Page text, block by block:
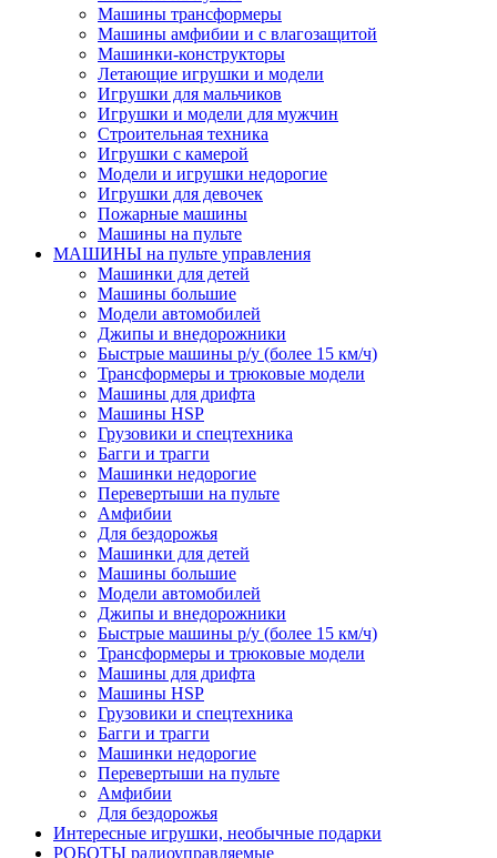
Машины трансформеры
Машины амфибии и с влагозащитой
Машинки-конструкторы
Летающие игрушки и модели
Игрушки для мальчиков
Игрушки и модели для мужчин
Строительная техника
Игрушки с камерой
Модели и игрушки недорогие
Игрушки для девочек
Пожарные машины
Машины на пульте
МАШИНЫ на пульте управления
Машинки для детей
Машины большие
Модели автомобилей
Джипы и внедорожники
Быстрые машины р/у (более 15 км/ч)
Трансформеры и трюковые модели
Машины для дрифта
Машины HSP
Грузовики и спецтехника
Багги и трагги
Машинки недорогие
Перевертыши на пульте
Амфибии
Для бездорожья
Машинки для детей
Машины большие
Модели автомобилей
Джипы и внедорожники
Быстрые машины р/у (более 15 км/ч)
Трансформеры и трюковые модели
Машины для дрифта
Машины HSP
Грузовики и спецтехника
Багги и трагги
Машинки недорогие
Перевертыши на пульте
Амфибии
Для бездорожья
Интересные игрушки, необычные подарки
РОБОТЫ радиоуправляемые